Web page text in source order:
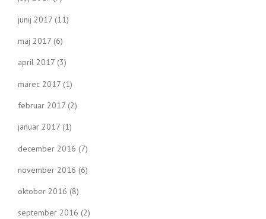
junij 2017 (11)
maj 2017 (6)
april 2017 (3)
marec 2017 (1)
februar 2017 (2)
januar 2017 (1)
december 2016 (7)
november 2016 (6)
oktober 2016 (8)
september 2016 (2)